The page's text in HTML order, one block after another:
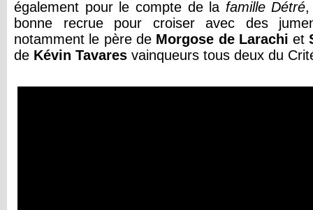
également pour le compte de la famille Détré,
bonne recrue pour croiser avec des
notamment le père de Morgose de Larachiet
de Kévin Tavares vainqueurs tous deux du